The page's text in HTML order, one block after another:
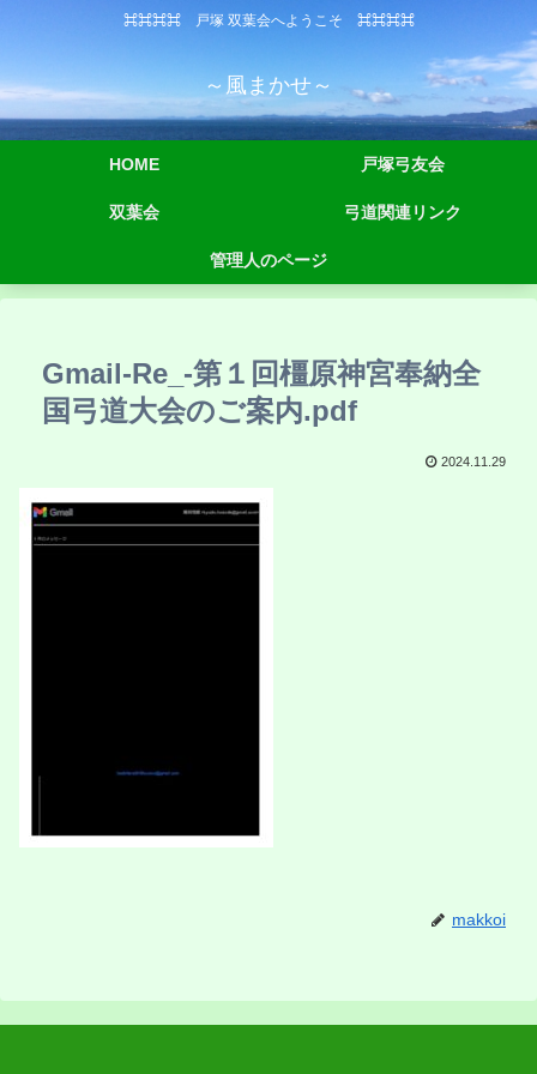
⌘⌘⌘⌘ 戸塚 双葉会へようこそ ⌘⌘⌘⌘
～風まかせ～
HOME 戸塚弓友会
双葉会 弓道関連リンク
管理人のページ
Gmail-Re_-第１回橿原神宮奉納全
国弓道大会のご案内.pdf
2024.11.29
makkoi